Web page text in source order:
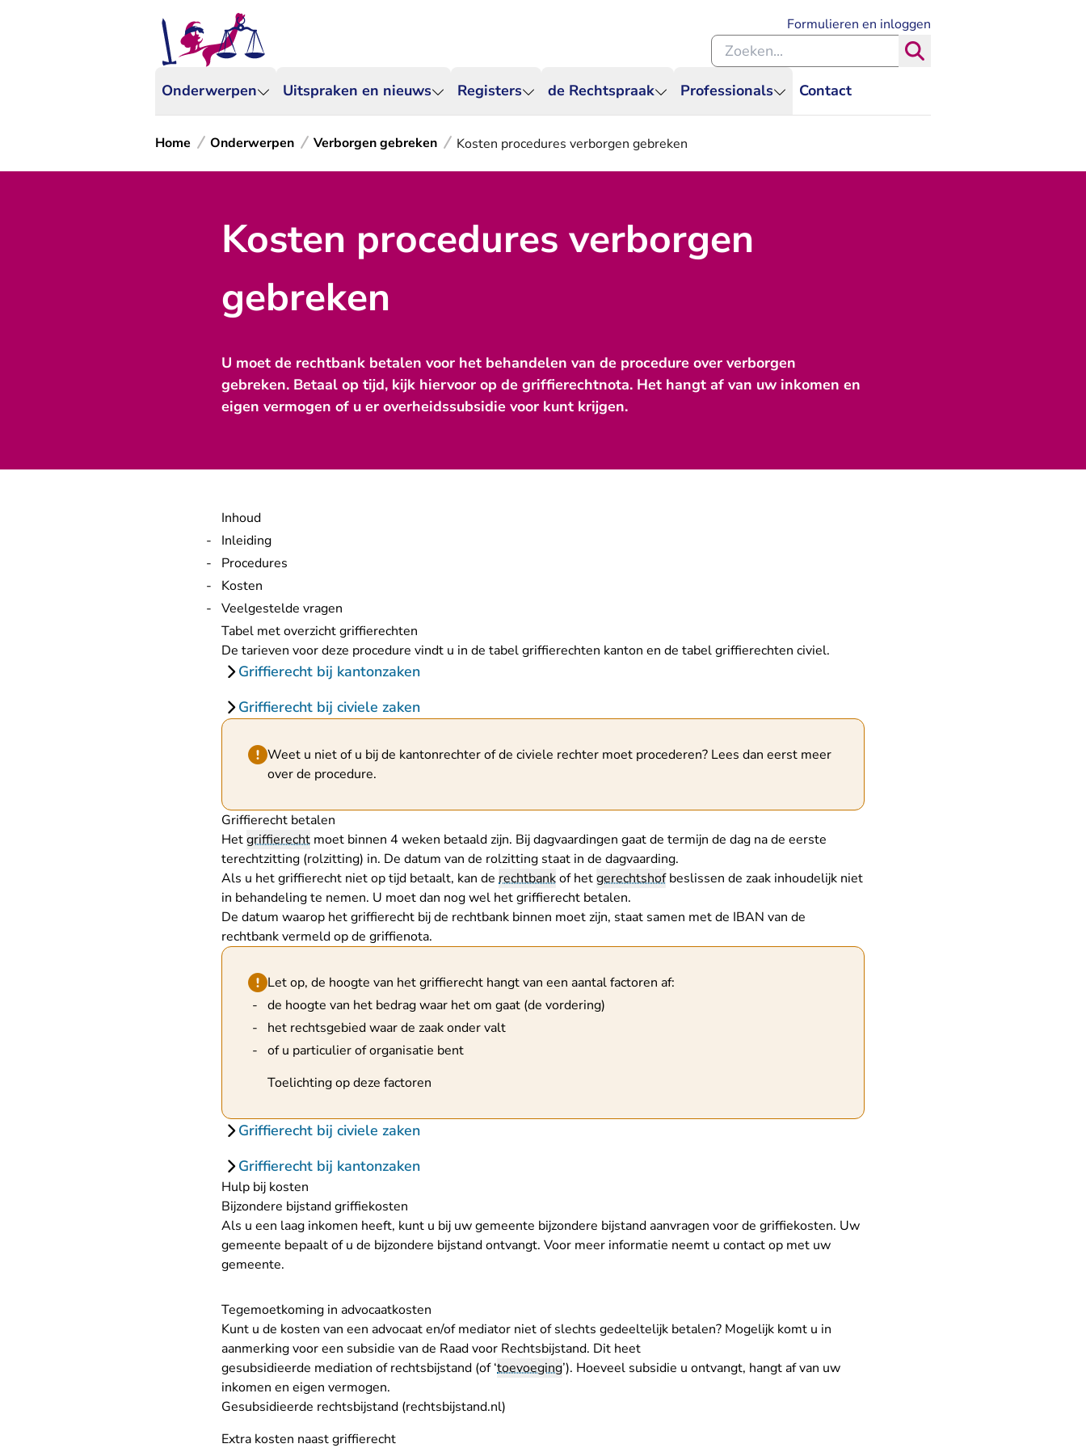
Onderwerpen Uitspraken en nieuws Registers de Rechtspraak Professionals Contact
Formulieren en inloggen
Zoeken binnen de Rechtspraak
Home Onderwerpen Verborgen gebreken Kosten procedures verborgen gebreken
Kosten procedures verborgen
gebreken
U moet de rechtbank betalen voor het behandelen van de procedure over verborgen
gebreken. Betaal op tijd, kijk hiervoor op de griffierechtnota. Het hangt af van uw inkomen en
eigen vermogen of u er overheidssubsidie voor kunt krijgen.
Inhoud
Inleiding
Procedures
Kosten
Veelgestelde vragen
Tabel met overzicht griffierechten
De tarieven voor deze procedure vindt u in de tabel griffierechten kanton en de tabel griffierechten civiel.
Griffierecht bij kantonzaken
Griffierecht bij civiele zaken
Hint van type waarschuwing
Weet u niet of u bij de kantonrechter of de civiele rechter moet procederen? Lees dan eerst meer
over de procedure.
Griffierecht betalen
Hetgriffierecht moet binnen 4 weken betaald zijn. Bij dagvaardingen gaat de termijn de dag na de eerste
terechtzitting (rolzitting) in. De datum van de rolzitting staat in de dagvaarding.
Als u het griffierecht niet op tijd betaalt, kan de rechtbankof hetgerechtshofbeslissen de zaak inhoudelijk niet
in behandeling te nemen. U moet dan nog wel het griffierecht betalen.
De datum waarop het griffierecht bij de rechtbank binnen moet zijn, staat samen met de IBAN van de
rechtbank vermeld op de griffienota.
Hint van type waarschuwing
Let op, de hoogte van het griffierecht hangt van een aantal factoren af:
de hoogte van het bedrag waar het om gaat (de vordering)
het rechtsgebied waar de zaak onder valt
of u particulier of organisatie bent
Toelichting op deze factoren
Griffierecht bij civiele zaken
Griffierecht bij kantonzaken
Hulp bij kosten
Bijzondere bijstand griffiekosten
Als u een laag inkomen heeft, kunt u bij uw gemeente bijzondere bijstand aanvragen voor de griffiekosten. Uw
gemeente bepaalt of u de bijzondere bijstand ontvangt. Voor meer informatie neemt u contact op met uw
gemeente.
Tegemoetkoming in advocaatkosten
Kunt u de kosten van een advocaat en/of mediator niet of slechts gedeeltelijk betalen? Mogelijk komt u in
aanmerking voor een subsidie van de Raad voor Rechtsbijstand. Dit heet
gesubsidieerde mediation of rechtsbijstand (of ‘toevoeging’). Hoeveel subsidie u ontvangt, hangt af van uw
inkomen en eigen vermogen.
Gesubsidieerde rechtsbijstand (rechtsbijstand.nl)
Extra kosten naast griffierecht